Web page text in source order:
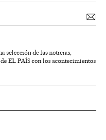
selección de las noticias,
EL PAÍS con los acontecimientos